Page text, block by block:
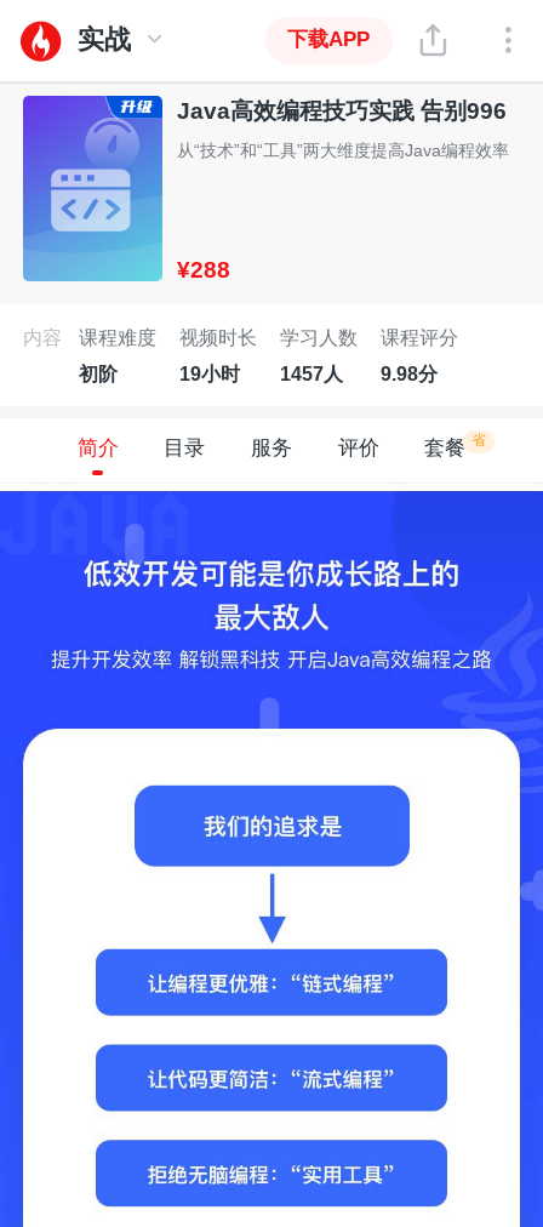
实战 下载APP
Java高效编程技巧实践 告别996
从“技术”和“工具”两大维度提高Java编程效率
¥288
内容
课程难度
初阶
视频时长
19小时
学习人数
1457人
课程评分
9.98分
简介 目录 服务 评价 套餐 省